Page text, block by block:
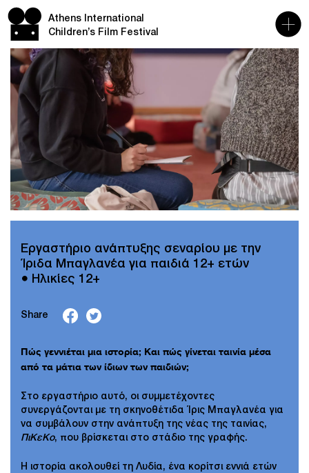
Athens International
Children’s Film Festival
Εργαστήριο ανάπτυξης σεναρίου με την
Ίριδα Μπαγλανέα για παιδιά 12+ ετών
● Ηλικίες 12+
Share
Πώς γεννιέται μια ιστορία; Και πώς γίνεται ταινία μέσα
από τα μάτια των ίδιων των παιδιών;
Στο εργαστήριο αυτό, οι συμμετέχοντες
συνεργάζονται με τη σκηνοθέτιδα Ίρις Μπαγλανέα για
να συμβάλουν στην ανάπτυξη της νέας της ταινίας,
ΠιΚεΚο, που βρίσκεται στο στάδιο της γραφής.
Η ιστορία ακολουθεί τη Λυδία, ένα κορίτσι εννιά ετών